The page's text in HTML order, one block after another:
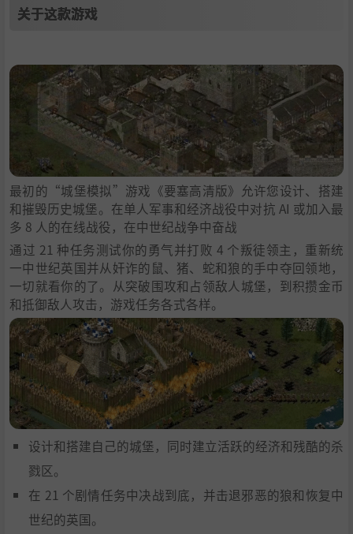
关于这款游戏
最初的“城堡模拟”游戏《要塞高清版》允许您设计、搭建
和摧毁历史城堡。在单人军事和经济战役中对抗 AI 或加入最
多 8 人的在线战役，在中世纪战争中奋战
通过 21 种任务测试你的勇气并打败 4 个叛徒领主，重新统
一中世纪英国并从奸诈的鼠、猪、蛇和狼的手中夺回领地，
一切就看你的了。从突破围攻和占领敌人城堡，到积攒金币
和抵御敌人攻击，游戏任务各式各样。
设计和搭建自己的城堡，同时建立活跃的经济和残酷的杀
戮区。
在 21 个剧情任务中决战到底，并击退邪恶的狼和恢复中
世纪的英国。